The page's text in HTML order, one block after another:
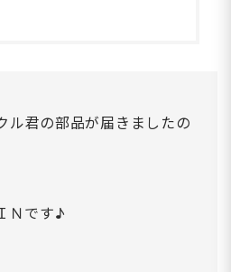
ル君の部品が届きましたの
Ｎです♪